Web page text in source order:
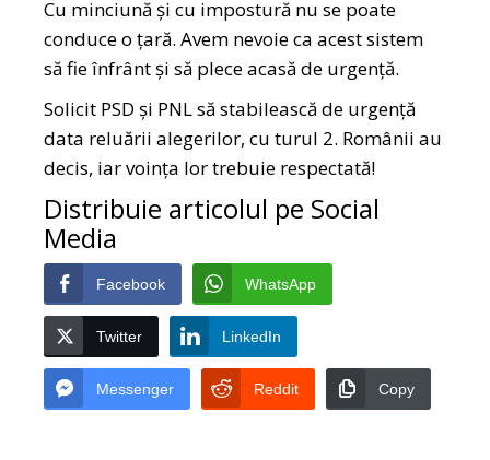
Cu minciună și cu impostură nu se poate
conduce o țară. Avem nevoie ca acest sistem
să fie înfrânt și să plece acasă de urgență.
Solicit PSD și PNL să stabilească de urgență
data reluării alegerilor, cu turul 2. Românii au
decis, iar voința lor trebuie respectată!
Distribuie articolul pe Social
Media
Facebook WhatsApp
Twitter LinkedIn
Messenger Reddit Copy